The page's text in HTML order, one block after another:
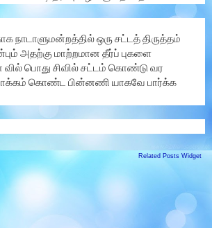
நாடாளுமன்றத்தில் ஒரு சட்டத் திருத்தம்
அதற்கு மாற்றமான தீர்ப் புகளை
பொது சிவில் சட்டம் கொண்டு வர
கொண்ட பின்னணி யாகவே பார்க்க
Related Posts Widget